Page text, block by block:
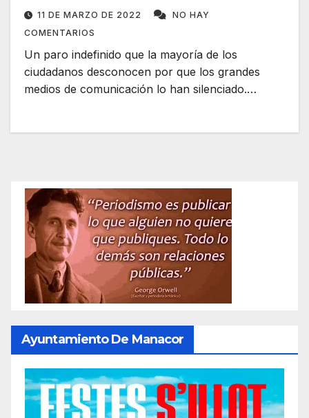
11 DE MARZO DE 2022
NO HAY
COMENTARIOS
Un paro indefinido que la mayoría de los
ciudadanos desconocen por que los grandes
medios de comunicación lo han silenciado.…
Ayuntamiento De Manacor